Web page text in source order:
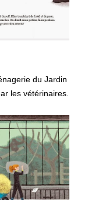
du Jardin
les vétérinaires.